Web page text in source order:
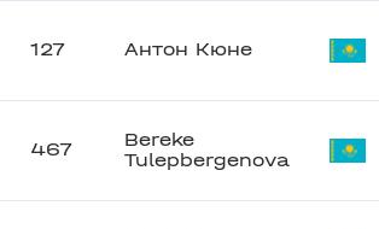
127 Антон Кюне
467
Bereke
Tulepbergenova